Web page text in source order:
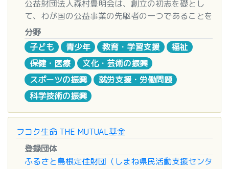
までに完了するこ とを原則とします。
■留意事項
詳細については、HPでご確認ください。
■お問い合わせ先
〒１０８－８２０６ 東京都港区港南一丁目２番７
０号 品川シーズンテラス２５階
の『お問い合わせフォーム』からお問い合わせくだ
さい。
④【その他】
上記【車両購入】【物品購入】【施設工事】以外で
障害児・者の福祉向上に資する助成
(例：Webやガイドブックの作成、相談支援システ
ムの開発導入、当事者の生活実態調査等)
セミナーやイベント等の開催で定例化・シリーズ企
画・周年行事などは対象外
ただし、申請事業の遂行に不可欠な賃金・謝金につ
いては、上限10万円まで助成対象とする。
3 助成金の交付
島根県商工会連合会 経営支援課
TEL：０８５２-６１-６１６１ FAX：０８５２-２
６-５３５７
５．申請をお考えの方はこちらをご確認ください
◇公募要領［第２回公募］
◇申請書類等
「様式各種（Excel）」
（注）申請に必要な様式はExcelシートで提供して
います。（Excel画面下部のタブで各種様式に対応
しています。）
【申請時に必要な様式】
※必須ではありませんので、未視聴でも安心してご
参加ください。
【担当者よりメッセージ】
休眠預金の申請は一見難しそうに見えますが、皆さ
まの「社会を良くしたい」という熱い想いを形にす
るためのツールです。
当日は堅苦しい雰囲気ではなく、伴走支援の第一歩
として、皆さまの「困った」に寄り添う時間にした
いと考えています。
ランチタイムと夜の時間帯をご用意しておりますの
で、ご都合に合わせてふらっとお立ち寄りくださ
い！
５日（水） ※当日消印有効
６ 事業実施期間
令和８年１０月１日（木）から令和９年３月３
１日（水）
７ パンフレットの配布場所
島根県立男女共同参画センター「あすてら
島根県女性活躍推進課、 県内各公立文化施設等
※助成申込書等の様式は、
ウンロードすることができます。
また、制度の説明や申込書類の書き方の説明動
申請･･･【応募用紙】様式1_地域活性化事業活動表
彰の部留意事項①「Ⅱ．過去５年間の取り組み活
動」の記入について、活動が新型コロナウイルス感
染症拡大防止のために活動が出来なかった場合は、
その旨を記述ください。
※お住まいの地域の地区本部へ申請書等をお送りく
ださい。
募集期間 |
令和８年５月７日（木）～９月３０日（水）
お問い合わせ
お住まいの地域の地区本部へお問い合わせくださ
い。
地区本部 | 担当部署 | 電話番号
公益財団法人森村豊明会は、創立の初志を礎とし
て、わが国の公益事業の先駆者の一つであることを
自覚し、教育、福祉、学術、文化、その他の公益事
業を行うものに協賛、助成し、その発展に寄与する
事を目的とする。
【助成対象者】
社会奉仕の精神と志に富み、公益性かつ実効性の高
い事業を行う団体を対象とします。
法人格の有無は問いませんが、規約・役員・経理な
どをはじめとする内部管理体制が整備されており、
永続性のある非営利活動団体であることを原則とし
ます。
個人の場合は別途ご相談ください。
分野
子ども
青少年 教育・学習支援
福祉
保健・医療
文化・芸術の振興
スポーツの振興
就労支援・労働問題
科学技術の振興
フコク生命 THE MUTUAL基金
登録団体
ふるさと島根定住財団（しまね県民活動支援センタ